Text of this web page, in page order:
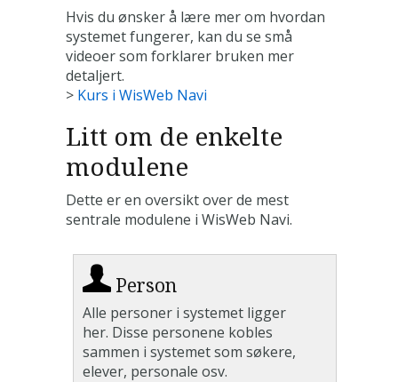
Hvis du ønsker å lære mer om hvordan
systemet fungerer, kan du se små
videoer som forklarer bruken mer
detaljert.
> Kurs i WisWeb Navi
Litt om de enkelte
modulene
Dette er en oversikt over de mest
sentrale modulene i WisWeb Navi.
Person
Alle personer i systemet ligger
her. Disse personene kobles
sammen i systemet som søkere,
elever, personale osv.